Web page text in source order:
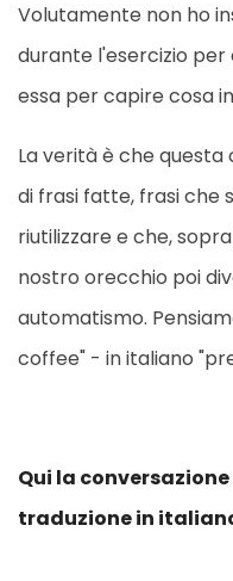
Volutamente non ho
durante l'esercizio per
essa per capire cosa
La verità è che
di frasi fatte, frasi che
riutilizzare e che,
nostro orecchio poi
automatismo.
coffee" - in italiano
Qui la
traduzione in